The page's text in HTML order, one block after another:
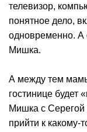
телевизор,
понятное дело,
одновременно. А
Мишка.
А между тем мамы
гостинице будет
Мишка с Серегой
прийти к какому-